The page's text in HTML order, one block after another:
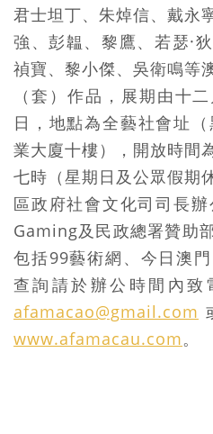
君士坦丁、朱焯信、戴永
強、彭韞、黎鷹、若瑟·
禎寶、黎小傑、吳衛鳴等
（套）作品，展期由十
日，地點為全藝社會址
業大廈十樓），開放時間
七時（星期日及公眾假期
區政府社會文化司司長
Gaming及民政總署贊助
包括99藝術網、今日澳
查詢請於辦公時間內致
afamacao@gmail.com
www.afamacau.com。